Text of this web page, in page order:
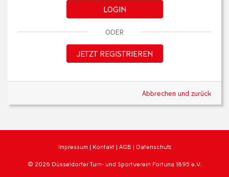
LOGIN
ODER
JETZT REGISTRIEREN
Abbrechen und zurück
Impressum | Kontakt | AGB | Datenschutz
© 2026 Düsseldorfer Turn- und Sportverein Fortuna 1895 e.V.